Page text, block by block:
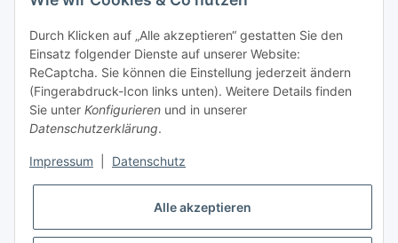
Durch Klicken auf „Alle akzeptieren“ gestatten Sie den
Einsatz folgender Dienste auf unserer Website:
ReCaptcha. Sie können die Einstellung jederzeit ändern
(Fingerabdruck-Icon links unten). Weitere Details finden
Sie unter Konfigurieren und in unserer
Datenschutzerklärung.
Impressum Datenschutz
Alle akzeptieren